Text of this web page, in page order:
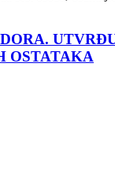
OSTATAKA